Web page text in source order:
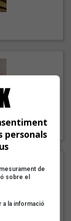
personals
de
sobre el
a la informació